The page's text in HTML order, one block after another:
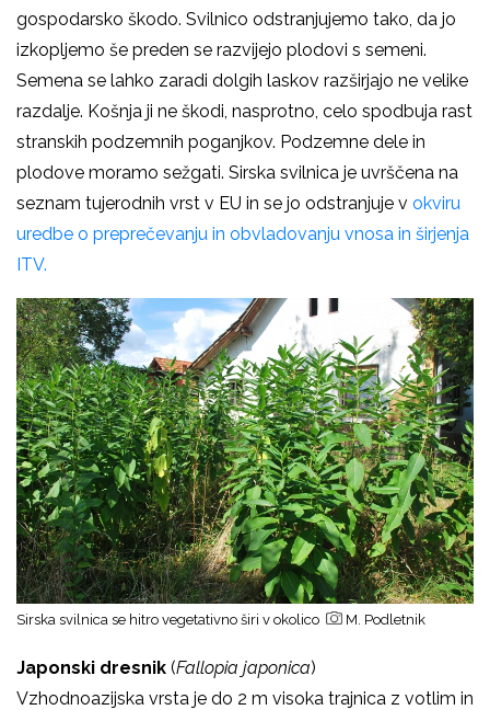
gospodarsko škodo. Svilnico odstranjujemo tako, da jo
izkopljemo še preden se razvijejo plodovi s semeni.
Semena se lahko zaradi dolgih laskov razširjajo ne velike
razdalje. Košnja ji ne škodi, nasprotno, celo spodbuja rast
stranskih podzemnih poganjkov. Podzemne dele in
plodove moramo sežgati. Sirska svilnica je uvrščena na
seznam tujerodnih vrst v EU in se jo odstranjuje v okviru
uredbe o preprečevanju in obvladovanju vnosa in širjenja
ITV.
Sirska svilnica se hitro vegetativno širi v okolico M. Podletnik
Japonski dresnik (Fallopia japonica)
Vzhodnoazijska vrsta je do 2 m visoka trajnica z votlim in